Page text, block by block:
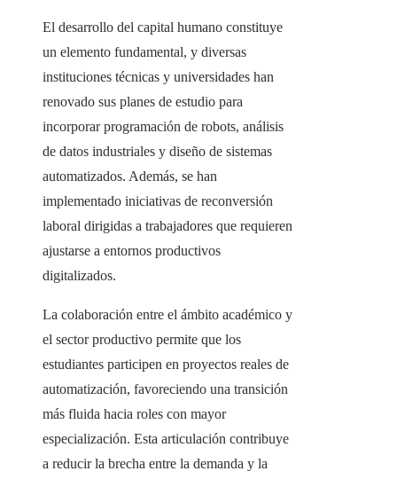
El desarrollo del capital humano constituye
un elemento fundamental, y diversas
instituciones técnicas y universidades han
renovado sus planes de estudio para
incorporar programación de robots, análisis
de datos industriales y diseño de sistemas
automatizados. Además, se han
implementado iniciativas de reconversión
laboral dirigidas a trabajadores que requieren
ajustarse a entornos productivos
digitalizados.
La colaboración entre el ámbito académico y
el sector productivo permite que los
estudiantes participen en proyectos reales de
automatización, favoreciendo una transición
más fluida hacia roles con mayor
especialización. Esta articulación contribuye
a reducir la brecha entre la demanda y la